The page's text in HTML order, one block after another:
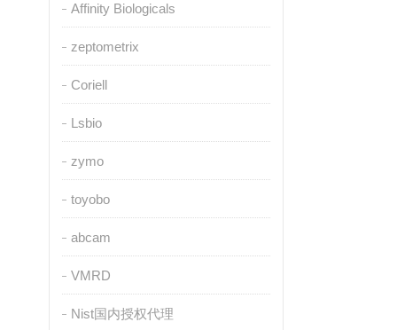
Affinity Biologicals
zeptometrix
Coriell
Lsbio
zymo
toyobo
abcam
VMRD
Nist国内授权代理